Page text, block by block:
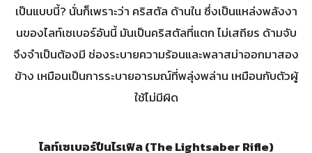
เป็นแบบนี้? นั่นก็เพราะว่า คริสตัล ด้านใน ซึ่งเป็นแหล่งพลังงา
นของไลท์เซเบอร์อันนี้ มันเป็นคริสตัลที่แตก ไม่เสถียร ด้ามจับ
จึงจำเป็นต้องมี ช่องระบายความร้อนและพลาสม่าออกมาสอง
ข้าง เหมือนเป็นการระบายอารมณ์ที่พลุ่งพล่าน เหมือนกับตัวผู้
ใช้ไม่มีผิด
ไลท์เซเบอร์ปืนไรเฟิล (The Lightsaber Rifle)